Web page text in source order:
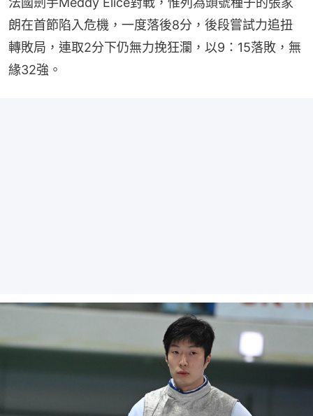
朗在首節陷入危機，一度落後8分，後段嘗試力追扭
轉敗局，連取2分下仍無力挽狂瀾，以9：15落敗，無
緣32強。